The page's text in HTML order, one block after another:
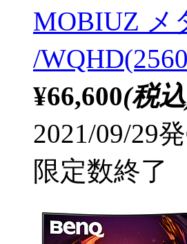
MOBIUZ メ
/
¥66,600(税
2021/09/29
限定数終了